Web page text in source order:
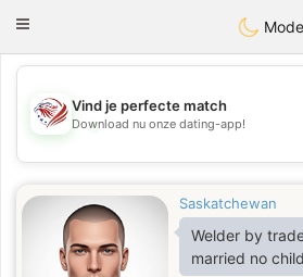
States
Toggle
Mode
💖
Vind je perfecte match
Download nu onze dating-app!
Saskatchewan
Welder by
married no